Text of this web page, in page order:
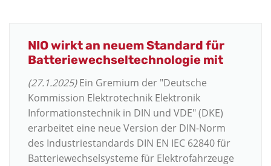
NIO wirkt an neuem Standard für
Batteriewechseltechnologie mit
(27.1.2025)Ein Gremium der "Deutsche
Kommission Elektrotechnik Elektronik
Informationstechnik in DIN und VDE" (DKE)
erarbeitet eine neue Version der DIN-Norm
des Industriestandards DIN EN IEC 62840 für
Batteriewechselsysteme für Elektrofahrzeuge